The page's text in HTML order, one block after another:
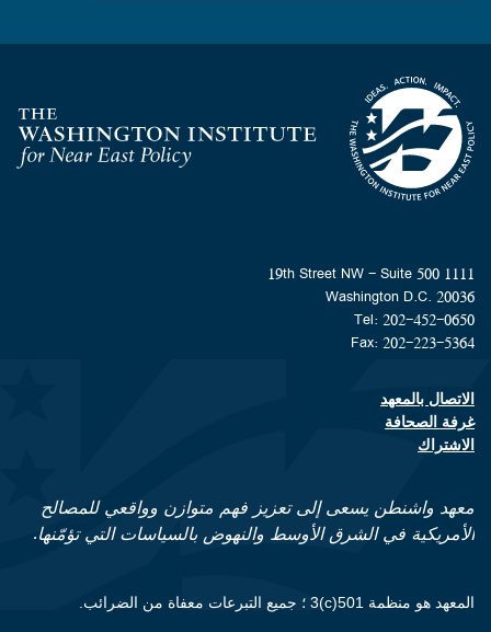
Homepage
1111 19th Street NW - Suite 500
Washington D.C. 20036
Tel: 202-452-0650
Fax: 202-223-5364
Footer contact links
الاتصال بالمعهد
غرفة الصحافة
الاشتراك
معهد واشنطن يسعى إلى تعزيز فهم متوازن وواقعي للمصالح
الأمريكية في الشرق الأوسط والنهوض بالسياسات التي تؤمّنها.
المعهد هو منظمة 501(c)3 ؛ جميع التبرعات معفاة من الضرائب.